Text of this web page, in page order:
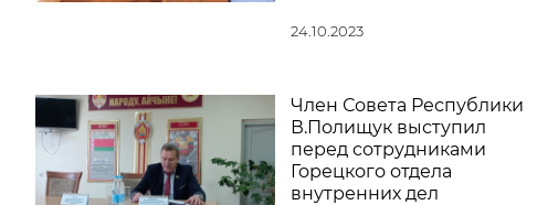
24.10.2023
Член Совета Республики
В.Полищук выступил
перед сотрудниками
Горецкого отдела
внутренних дел